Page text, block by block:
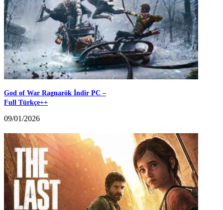
God of War Ragnarök İndir PC –
Full Türkçe++
09/01/2026